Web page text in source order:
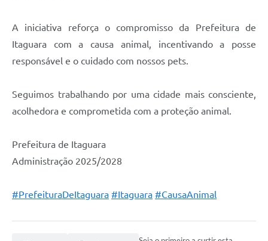
A iniciativa reforça o compromisso da Prefeitura de
Itaguara com a causa animal, incentivando a posse
responsável e o cuidado com nossos pets.
Seguimos trabalhando por uma cidade mais consciente,
acolhedora e comprometida com a proteção animal.
Prefeitura de Itaguara
Administração 2025/2028
#PrefeituraDeItaguara #Itaguara #CausaAnimal